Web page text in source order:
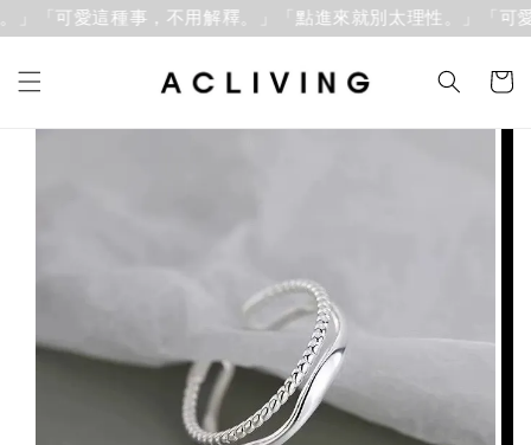
「可愛這種事，不用解釋。」 「點進來就別太理性。」「可